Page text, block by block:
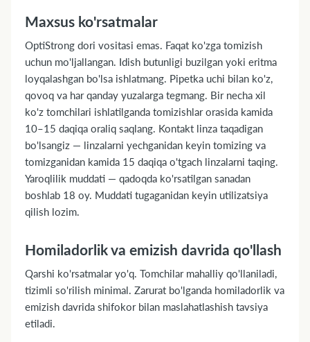
Maxsus ko'rsatmalar
OptiStrong dori vositasi emas. Faqat ko'zga tomizish
uchun mo'ljallangan. Idish butunligi buzilgan yoki eritma
loyqalashgan bo'lsa ishlatmang. Pipetka uchi bilan ko'z,
qovoq va har qanday yuzalarga tegmang. Bir necha xil
ko'z tomchilari ishlatilganda tomizishlar orasida kamida
10–15 daqiqa oraliq saqlang. Kontakt linza taqadigan
bo'lsangiz — linzalarni yechganidan keyin tomizing va
tomizganidan kamida 15 daqiqa o'tgach linzalarni taqing.
Yaroqlilik muddati — qadoqda ko'rsatilgan sanadan
boshlab 18 oy. Muddati tugaganidan keyin utilizatsiya
qilish lozim.
Homiladorlik va emizish davrida qo'llash
Qarshi ko'rsatmalar yo'q. Tomchilar mahalliy qo'llaniladi,
tizimli so'rilish minimal. Zarurat bo'lganda homiladorlik va
emizish davrida shifokor bilan maslahatlashish tavsiya
etiladi.